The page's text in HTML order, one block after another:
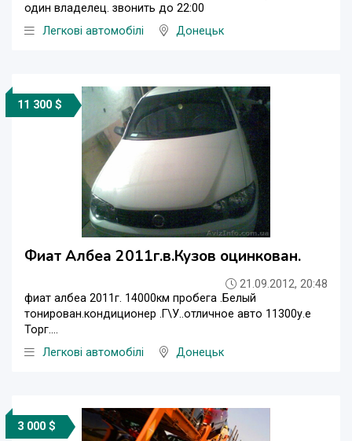
один владелец. звонить до 22:00
Легкові автомобілі
Донецьк
11 300 $
Фиат Албеа 2011г.в.Кузов оцинкован.
21.09.2012, 20:48
фиат албеа 2011г. 14000км пробега .Белый
тонирован.кондиционер .Г\У..отличное авто 11300у.е
Торг....
Легкові автомобілі
Донецьк
3 000 $